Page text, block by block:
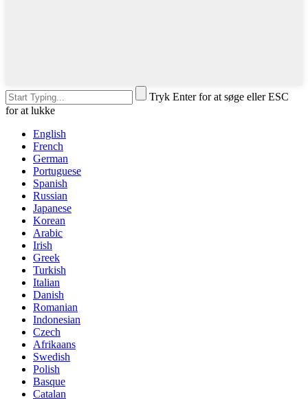
Tryk Enter for at søge eller ESC
for at lukke
English
French
German
Portuguese
Spanish
Russian
Japanese
Korean
Arabic
Irish
Greek
Turkish
Italian
Danish
Romanian
Indonesian
Czech
Afrikaans
Swedish
Polish
Basque
Catalan